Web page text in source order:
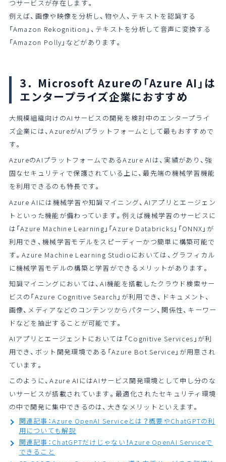
つサービスが存在します。
例えば、画像や映像を分析し、物や人、テキストを認識する
「Amazon Rekognition」、テキストを分析して音声に変換する
「Amazon Polly」などがあります。
3．Microsoft Azureの「Azure AI」は
エンタープライズ企業におすすめ
大規模組織向けのAIサービスの開発を検討中のエンタープライ
ズ企業には、AzureがAIプラットフォームとして最もおすすめで
す。
AzureのAIプラットフォームであるAzure AIは、実績があり、強
固なセキュリティで保護されている上に、最先端の機械学習機能
を利用できるのも特長です。
Azure AIには機械学習や知識マイニング、AIアプリとエージェン
トといった機能が備わっています。例えば機械学習のサービスに
は「Azure Machine Learning」「Azure Databricks」「ONNX」が
利用でき、機械学習モデルをスピーディーかつ簡単に構築可能で
す。Azure Machine Learning Studioにおいては、グラフィカル
に機械学習モデルの構築と学習ができるメリットがあります。
知識マイニングにおいては、AI機能を搭載したクラウド検索サー
ビスの「Azure Cognitive Search」が利用でき、ドキュメント、
画像、メディアなどのコンテンツからパターン、関係性、キーワー
ドなどを抽出することが可能です。
AIアプリとエージェントにおいては「Cognitive Services」が利
用でき、ボット開発環境である「Azure Bot Service」が用意され
ています。
このように、Azure AIにはAIサービス開発環境として申し分のな
いサービスが搭載されています。最適化されたセキュリティ環境
の中で開発に集中できるのは、大きなメリットといえます。
関連記事：Azure OpenAI Serviceとは？概要やChatGPTの利
用についても解説
関連記事：ChatGPTだけじゃない！Azure OpenAI Serviceで
できること